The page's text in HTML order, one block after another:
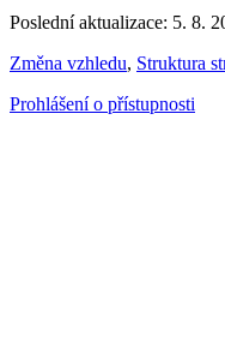
Poslední aktualizace: 5. 8.
Změna vzhledu, Struktura
Prohlášení o přístupnosti